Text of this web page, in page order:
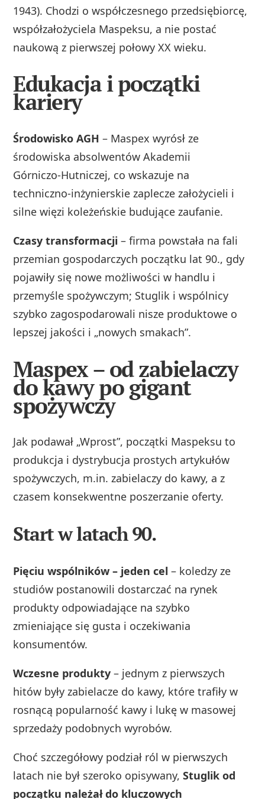
1943). Chodzi o współczesnego przedsiębiorcę,
współzałożyciela Maspeksu, a nie postać
naukową z pierwszej połowy XX wieku.
Edukacja i początki
kariery
Środowisko AGH – Maspex wyrósł ze
środowiska absolwentów Akademii
Górniczo‑Hutniczej, co wskazuje na
techniczno‑inżynierskie zaplecze założycieli i
silne więzi koleżeńskie budujące zaufanie.
Czasy transformacji – firma powstała na fali
przemian gospodarczych początku lat 90., gdy
pojawiły się nowe możliwości w handlu i
przemyśle spożywczym; Stuglik i wspólnicy
szybko zagospodarowali nisze produktowe o
lepszej jakości i „nowych smakach”.
Maspex – od zabielaczy
do kawy po gigant
spożywczy
Jak podawał „Wprost”, początki Maspeksu to
produkcja i dystrybucja prostych artykułów
spożywczych, m.in. zabielaczy do kawy, a z
czasem konsekwentne poszerzanie oferty.
Start w latach 90.
Pięciu wspólników – jeden cel – koledzy ze
studiów postanowili dostarczać na rynek
produkty odpowiadające na szybko
zmieniające się gusta i oczekiwania
konsumentów.
Wczesne produkty – jednym z pierwszych
hitów były zabielacze do kawy, które trafiły w
rosnącą popularność kawy i lukę w masowej
sprzedaży podobnych wyrobów.
Choć szczegółowy podział ról w pierwszych
latach nie był szeroko opisywany,Stuglik od
początku należał do kluczowych